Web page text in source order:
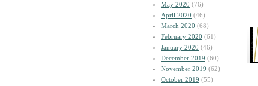
May 2020 (76)
April 2020 (46)
March 2020 (68)
February 2020 (61)
January 2020 (46)
December 2019 (60)
November 2019 (62)
October 2019 (55)